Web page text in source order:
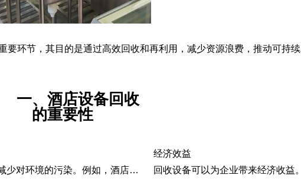
环节，其目的是通过高效回收和再利用，减少资源浪费，推动可持
一、酒店设备回收
的重要性
，如将客房的废旧毛毯染色后用于公共区域抹布，或把报废床单改造成内枕袋等，既节约了成本又减少了垃圾的产生。
经济效益
回收设备可以为企业带来经济收益。例如，北京鸿發物资商贸公司和杰辉物资回收公司提供高价上门回收服务，包括空调